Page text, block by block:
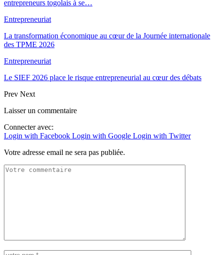
entrepreneurs togolais à se…
Entrepreneuriat
La transformation économique au cœur de la Journée internationale
des TPME 2026
Entrepreneuriat
Le SIEF 2026 place le risque entrepreneurial au cœur des débats
Prev Next
Laisser un commentaire
Connecter avec:
Login with Facebook Login with Google Login with Twitter
Votre adresse email ne sera pas publiée.